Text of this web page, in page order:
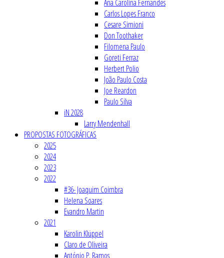
Ana Carolina Fernandes
Carlos Lopes Franco
Cesare Simioni
Don Toothaker
Filomena Paulo
Goreti Ferraz
Herbert Polio
João Paulo Costa
Joe Reardon
Paulo Silva
iN 2028
Larry Mendenhall
PROPOSTAS FOTOGRÁFICAS
2025
2024
2023
2022
#36- Joaquim Coimbra
Helena Soares
Evandro Martin
2021
Karolin Klüppel
Claro de Oliveira
António P. Ramos